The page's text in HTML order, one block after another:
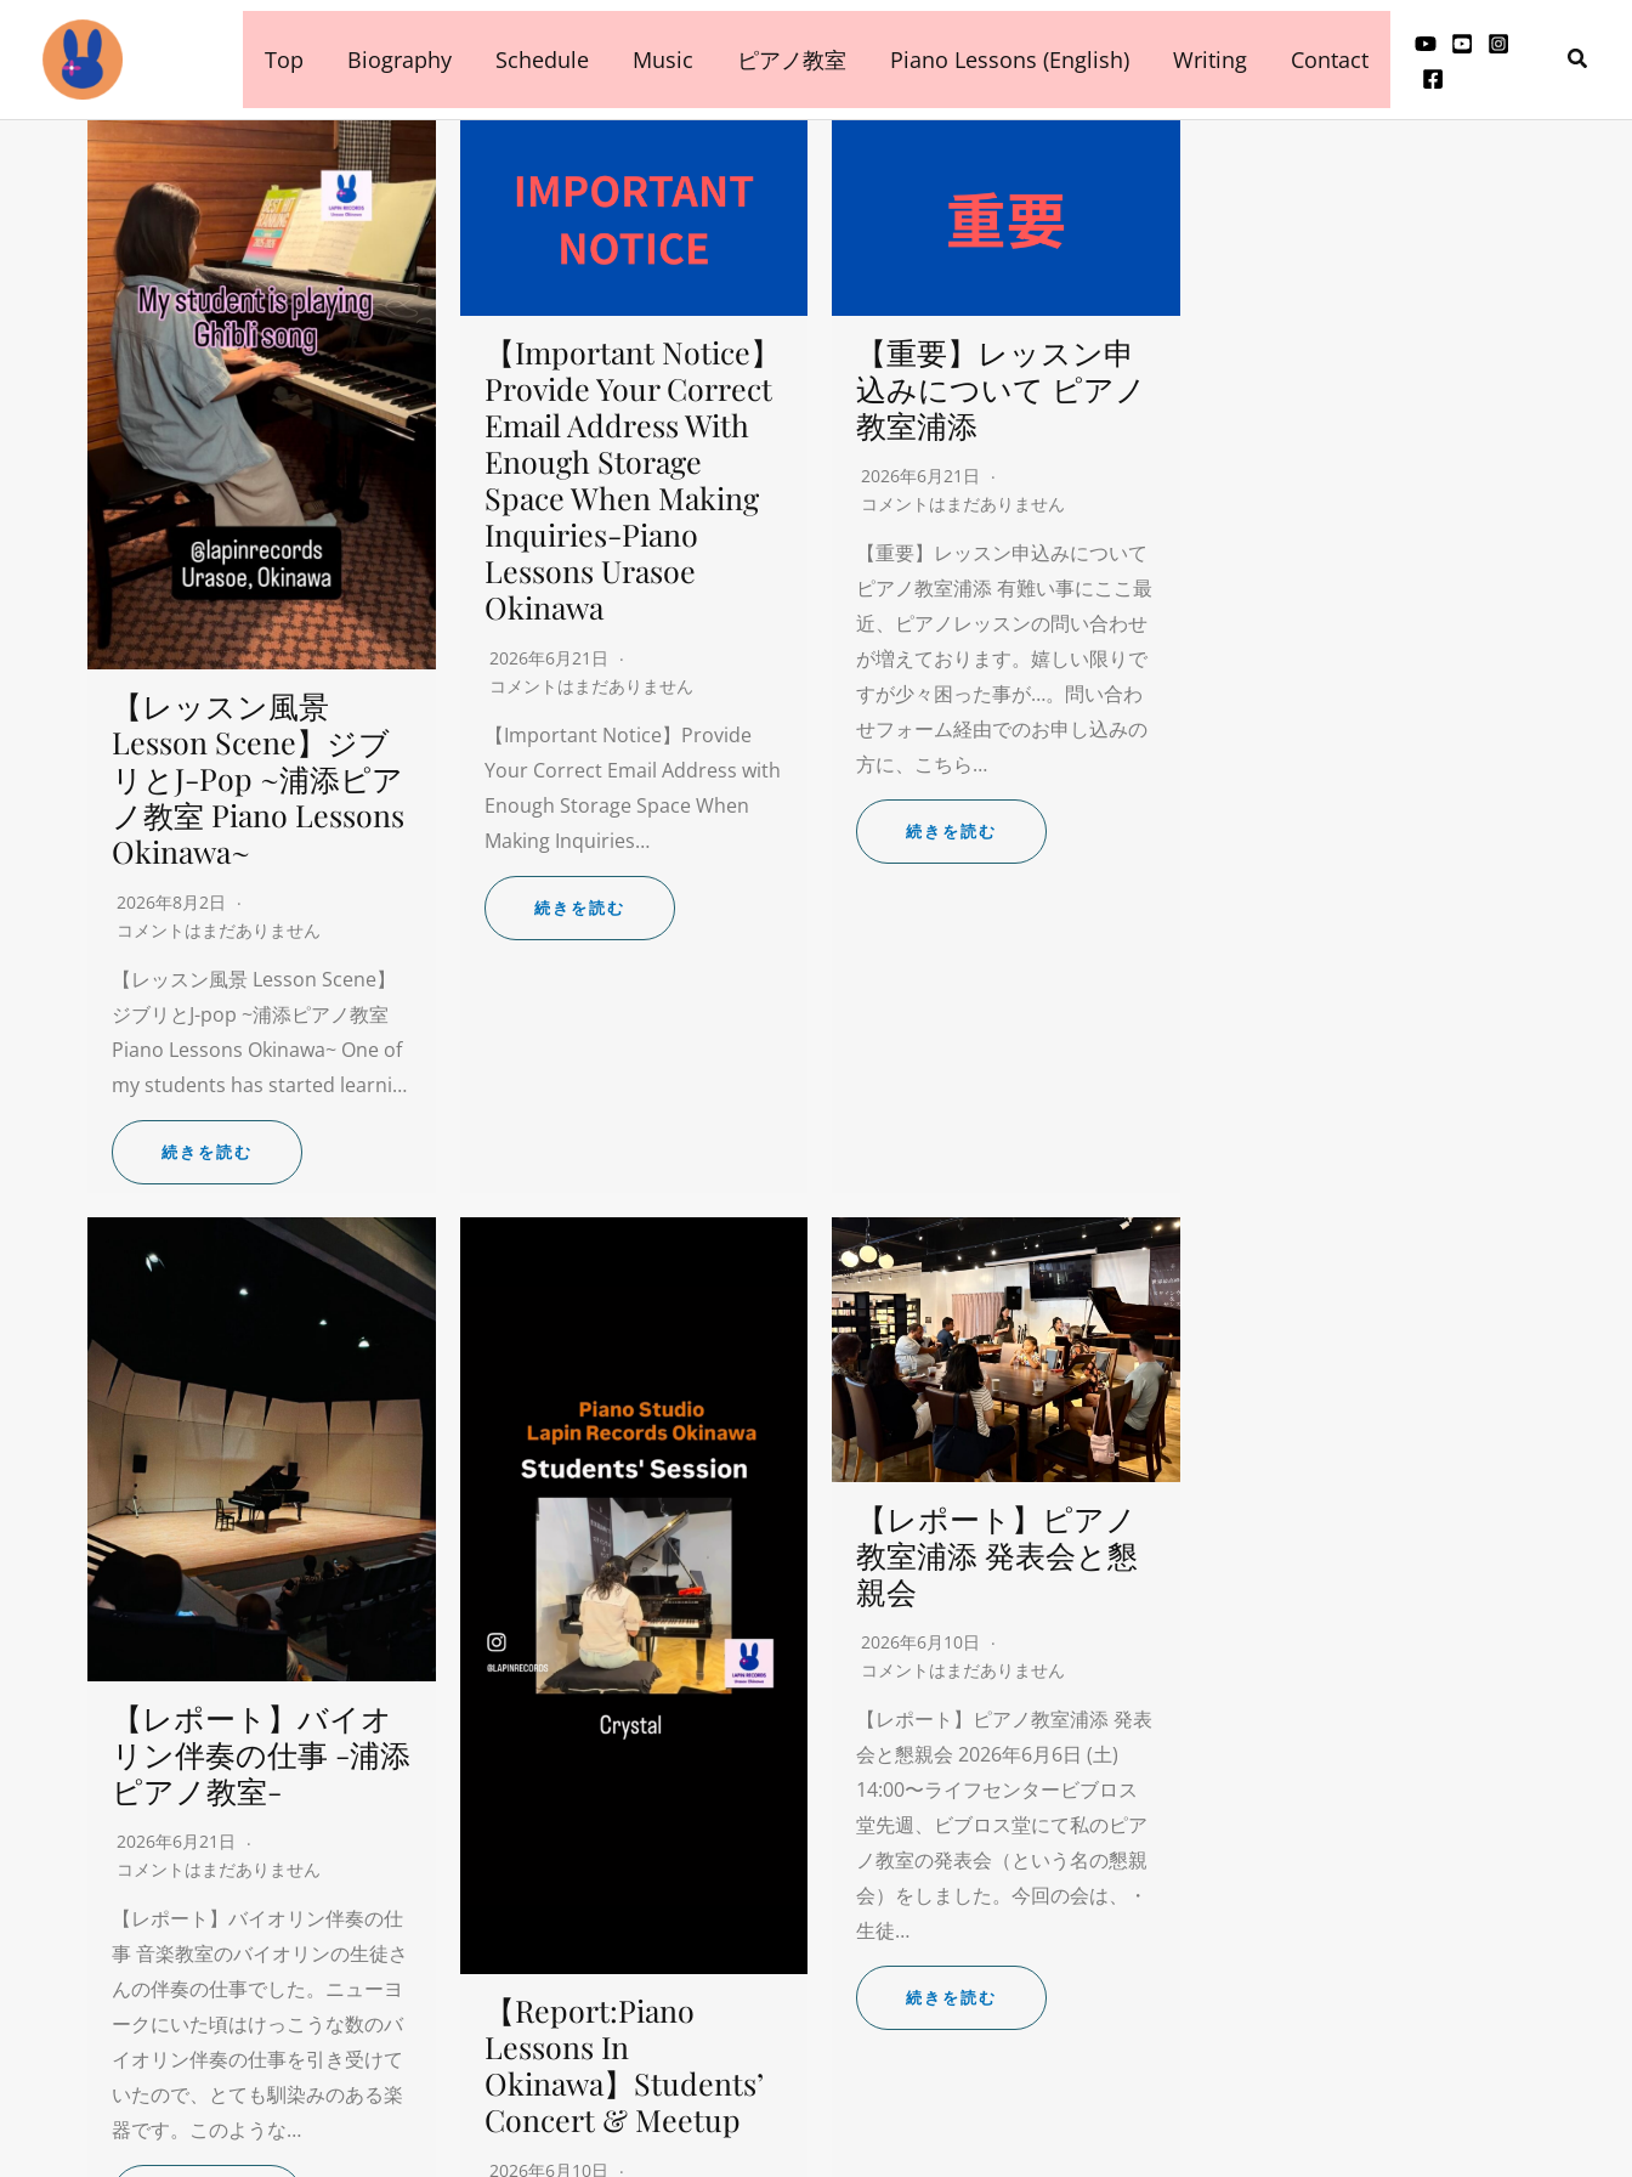
ス
Top Biography Schedule Music ピアノ教室 Piano Lessons (English) Writing Contact
検
【レッスン風景
Lesson Scene】ジブ
リとJ-Pop ~浦添ピア
ノ教室 Piano Lessons
Okinawa~
2026年8月2日
コメントはまだありません
【レッスン風景 Lesson Scene】
ジブリとJ-pop ~浦添ピアノ教室
Piano Lessons Okinawa~ One of
my students has started learni…
続きを読む
【Important Notice】
Provide Your Correct
Email Address With
Enough Storage
Space When Making
Inquiries-Piano
Lessons Urasoe
Okinawa
2026年6月21日
コメントはまだありません
【Important Notice】Provide
Your Correct Email Address with
Enough Storage Space When
Making Inquiries…
続きを読む
【重要】レッスン申
込みについて ピアノ
教室浦添
2026年6月21日
コメントはまだありません
【重要】レッスン申込みについて
ピアノ教室浦添 有難い事にここ最
近、ピアノレッスンの問い合わせ
が増えております。嬉しい限りで
すが少々困った事が…。問い合わ
せフォーム経由でのお申し込みの
方に、こちら…
続きを読む
【レポート】バイオ
リン伴奏の仕事 -浦添
ピアノ教室-
2026年6月21日
コメントはまだありません
【レポート】バイオリン伴奏の仕
事 音楽教室のバイオリンの生徒さ
んの伴奏の仕事でした。ニューヨ
ークにいた頃はけっこうな数のバ
イオリン伴奏の仕事を引き受けて
いたので、とても馴染みのある楽
器です。このような…
【Report:Piano
Lessons In
Okinawa】Students’
Concert & Meetup
2026年6月10日
【レポート】ピアノ
教室浦添 発表会と懇
親会
2026年6月10日
コメントはまだありません
【レポート】ピアノ教室浦添 発表
会と懇親会 2026年6月6日 (土)
14:00〜ライフセンタービブロス
堂先週、ビブロス堂にて私のピア
ノ教室の発表会（という名の懇親
会）をしました。今回の会は、・
生徒…
続きを読む